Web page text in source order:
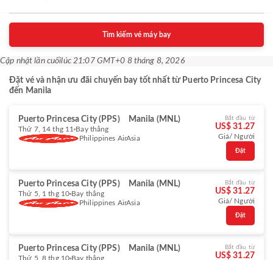
Tìm kiếm vé máy bay
Cập nhật lần cuốilúc 21:07 GMT+0 8 tháng 8, 2026
Đặt vé và nhận ưu đãi chuyến bay tốt nhất từ Puerto Princesa City
đến Manila
Puerto Princesa City (PPS) Manila (MNL)
Thứ 7, 14 thg 11 Bay thẳng
Philippines AirAsia
Bắt đầu từ
US$ 31.27
Giá/ Người
Đặt
Puerto Princesa City (PPS) Manila (MNL)
Thứ 5, 1 thg 10 Bay thẳng
Philippines AirAsia
Bắt đầu từ
US$ 31.27
Giá/ Người
Đặt
Puerto Princesa City (PPS) Manila (MNL)
Thứ 5, 8 thg 10 Bay thẳng
Bắt đầu từ
US$ 31.27